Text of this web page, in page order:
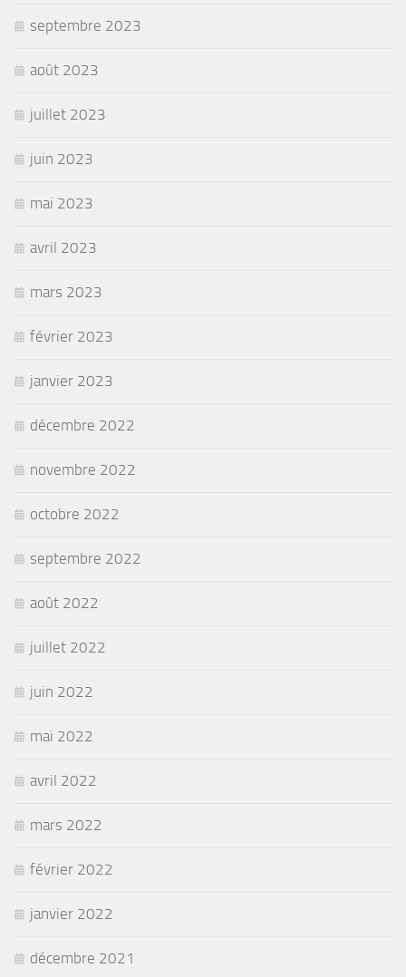
septembre 2023
août 2023
juillet 2023
juin 2023
mai 2023
avril 2023
mars 2023
février 2023
janvier 2023
décembre 2022
novembre 2022
octobre 2022
septembre 2022
août 2022
juillet 2022
juin 2022
mai 2022
avril 2022
mars 2022
février 2022
janvier 2022
décembre 2021